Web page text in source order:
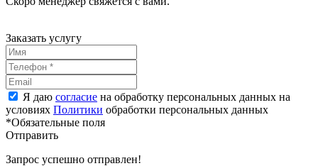
Заказать услугу
Я даю согласие на обработку персональных данных на
условиях Политики обработки персональных данных
*Обязательные поля
Отправить
Запрос успешно отправлен!